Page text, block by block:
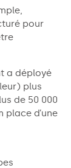
pour
a déployé
plus
de 50 000
d’une